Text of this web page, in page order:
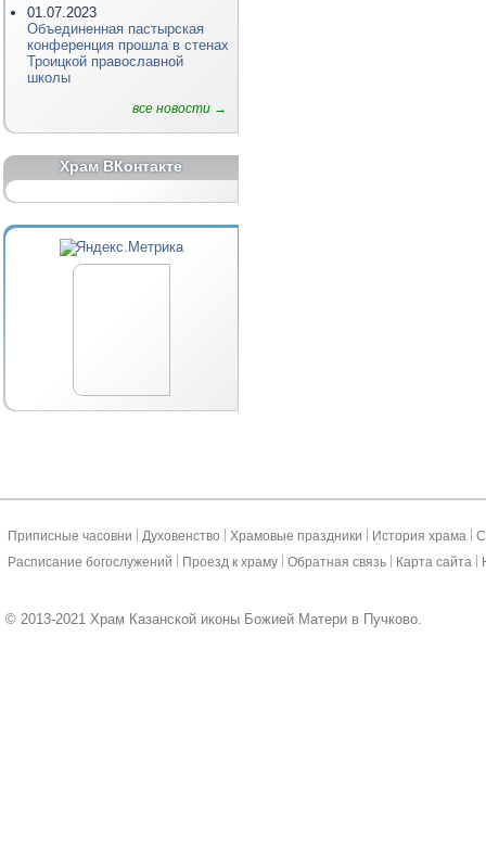
01.07.2023
Объединенная пастырская
конференция прошла в стенах
Троицкой православной
школы
все новости →
Храм ВКонтакте
Приписные часовни Духовенство Храмовые праздники История храма
Расписание богослужений
Проезд к храму Обратная связь Карта сайта
© 2013-2021 Храм Казанской иконы Божией Матери в Пучково.